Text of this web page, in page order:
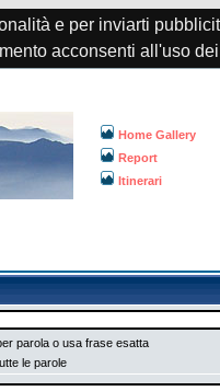
e per inviarti
acconsenti all'uso
Home Gallery
Report
Itinerari
parola o usa frase esatta
le parole